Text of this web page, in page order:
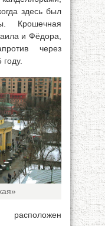
здесь был
Крошечная
и Фёдора,
через